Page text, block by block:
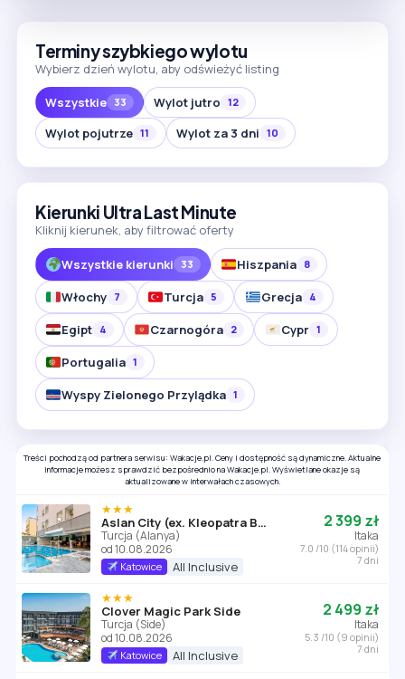
Terminy szybkiego wylotu
Wybierz dzień wylotu, aby odświeżyć listing
Wszystkie 33 Wylot jutro 12
Wylot pojutrze 11 Wylot za 3 dni 10
Kierunki Ultra Last Minute
Kliknij kierunek, aby filtrować oferty
Wszystkie kierunki 33 Hiszpania 8
Włochy 7 Turcja 5 Grecja 4
Egipt 4 Czarnogóra 2 Cypr 1
Portugalia 1
Wyspy Zielonego Przylądka 1
Treści pochodzą od partnera serwisu: Wakacje.pl. Ceny i dostępność są dynamiczne. Aktualne
informacje możesz sprawdzić bezpośrednio na Wakacje.pl. Wyświetlane okazje są
aktualizowane w interwałach czasowych.
★★★
Aslan City (ex. Kleopatra Beste)
Turcja (Alanya)
od 10.08.2026
Katowice All Inclusive
2 399 zł
Itaka
7.0 /10 (114 opinii)
7 dni
★★★
Clover Magic Park Side
Turcja (Side)
od 10.08.2026
Katowice All Inclusive
2 499 zł
Itaka
5.3 /10 (9 opinii)
7 dni